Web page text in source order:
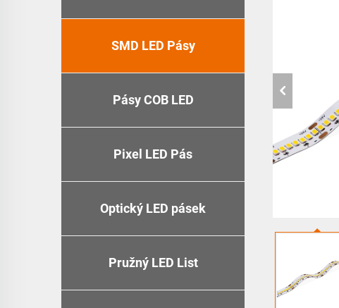
SMD LED Pásy
Pásy COB LED
Pixel LED Pás
Optický LED pásek
Pružný LED List